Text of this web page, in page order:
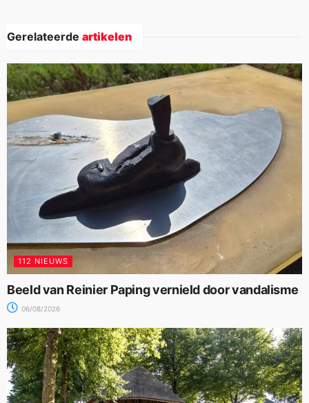
Gerelateerde artikelen
112 NIEUWS
Beeld van Reinier Paping vernield door vandalisme
06/08/2026